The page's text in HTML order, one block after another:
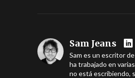
Sam Jeans
Sam es un escritor
ha trabajado en
no está escribiendo,